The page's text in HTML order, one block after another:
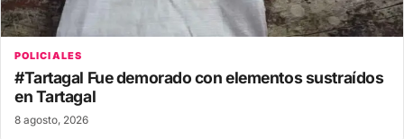
POLICIALES
#Tartagal Fue demorado con elementos sustraídos
en Tartagal
8 agosto, 2026